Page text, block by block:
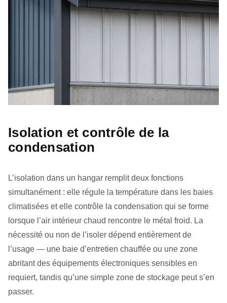
Isolation et contrôle de la
condensation
L’isolation dans un hangar remplit deux fonctions
simultanément : elle régule la température dans les baies
climatisées et elle contrôle la condensation qui se forme
lorsque l’air intérieur chaud rencontre le métal froid. La
nécessité ou non de l’isoler dépend entièrement de
l’usage — une baie d’entretien chauffée ou une zone
abritant des équipements électroniques sensibles en
requiert, tandis qu’une simple zone de stockage peut s’en
passer.